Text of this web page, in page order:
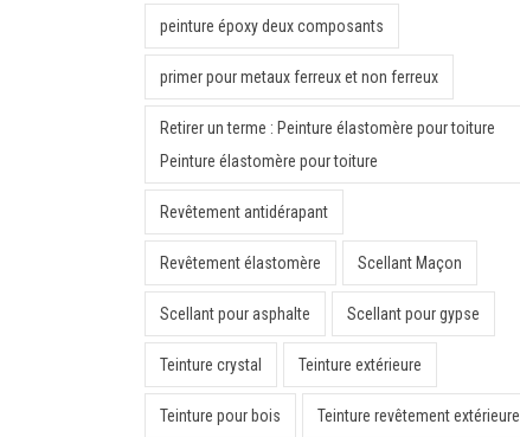
peinture époxy deux composants
primer pour metaux ferreux et non ferreux
Retirer un terme : Peinture élastomère pour toiture
Peinture élastomère pour toiture
Revêtement antidérapant
Revêtement élastomère Scellant Maçon
Scellant pour asphalte Scellant pour gypse
Teinture crystal Teinture extérieure
Teinture pour bois Teinture revêtement extérieure